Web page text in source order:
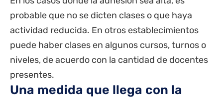
probable que no se dicten clases o que haya
actividad reducida. En otros establecimientos
puede haber clases en algunos cursos, turnos o
niveles, de acuerdo con la cantidad de docentes
presentes.
Una medida que llega con la